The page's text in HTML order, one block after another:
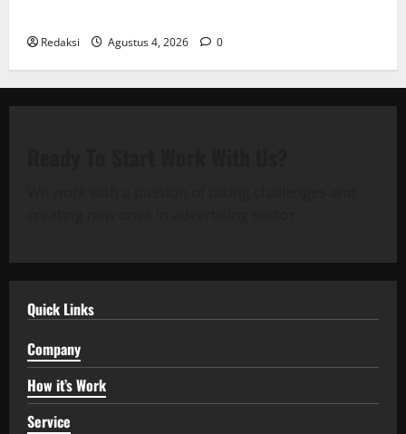
Redaksi Agustus 4, 2026 0
Quick Links
Company
How it’s Work
Service